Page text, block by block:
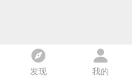
发现 我的